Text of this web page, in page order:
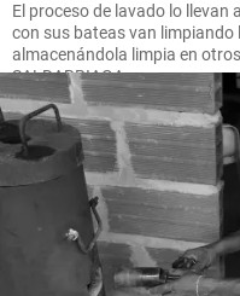
El proceso de lavado lo llevan
con sus bateas van
almacenándola limpia en
SALDARRIAGA